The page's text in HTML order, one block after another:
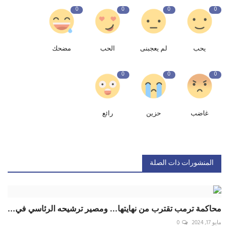
0
يحب
0
لم يعجبنى
0
الحب
0
مضحك
0
غاضب
0
حزين
0
رائع
المنشورات ذات الصلة
محاكمة ترمب تقترب من نهايتها... ومصير ترشيحه الرئاسي في...
مايو 17, 2024 0